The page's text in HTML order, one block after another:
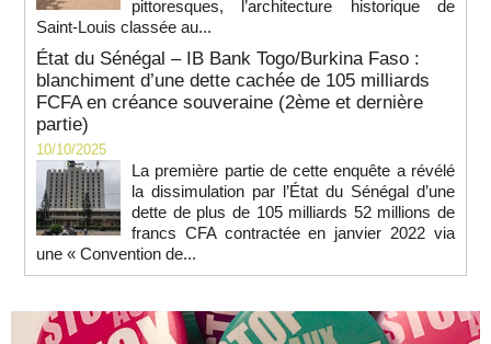
pittoresques, l’architecture historique de
Saint-Louis classée au...
État du Sénégal – IB Bank Togo/Burkina Faso :
blanchiment d’une dette cachée de 105 milliards
FCFA en créance souveraine (2ème et dernière
partie)
10/10/2025
La première partie de cette enquête a révélé
la dissimulation par l’État du Sénégal d’une
dette de plus de 105 milliards 52 millions de
francs CFA contractée en janvier 2022 via
une « Convention de...